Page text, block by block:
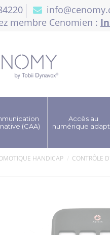
membre Cenomien :
(CAA)
Accès au
numérique
HANDICAP CONTRÔLE
des cookies